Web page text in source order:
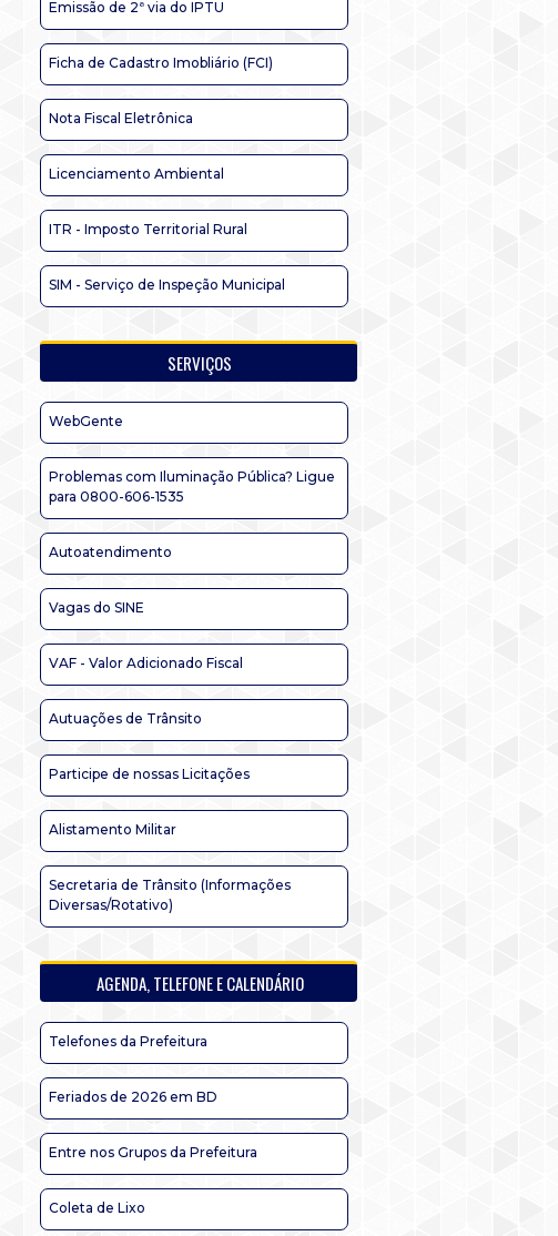
Emissão de 2ª via do IPTU
Ficha de Cadastro Imobliário (FCI)
Nota Fiscal Eletrônica
Licenciamento Ambiental
ITR - Imposto Territorial Rural
SIM - Serviço de Inspeção Municipal
SERVIÇOS
WebGente
Problemas com Iluminação Pública? Ligue
para 0800-606-1535
Autoatendimento
Vagas do SINE
VAF - Valor Adicionado Fiscal
Autuações de Trânsito
Participe de nossas Licitações
Alistamento Militar
Secretaria de Trânsito (Informações
Diversas/Rotativo)
AGENDA, TELEFONE E CALENDÁRIO
Telefones da Prefeitura
Feriados de 2026 em BD
Entre nos Grupos da Prefeitura
Coleta de Lixo